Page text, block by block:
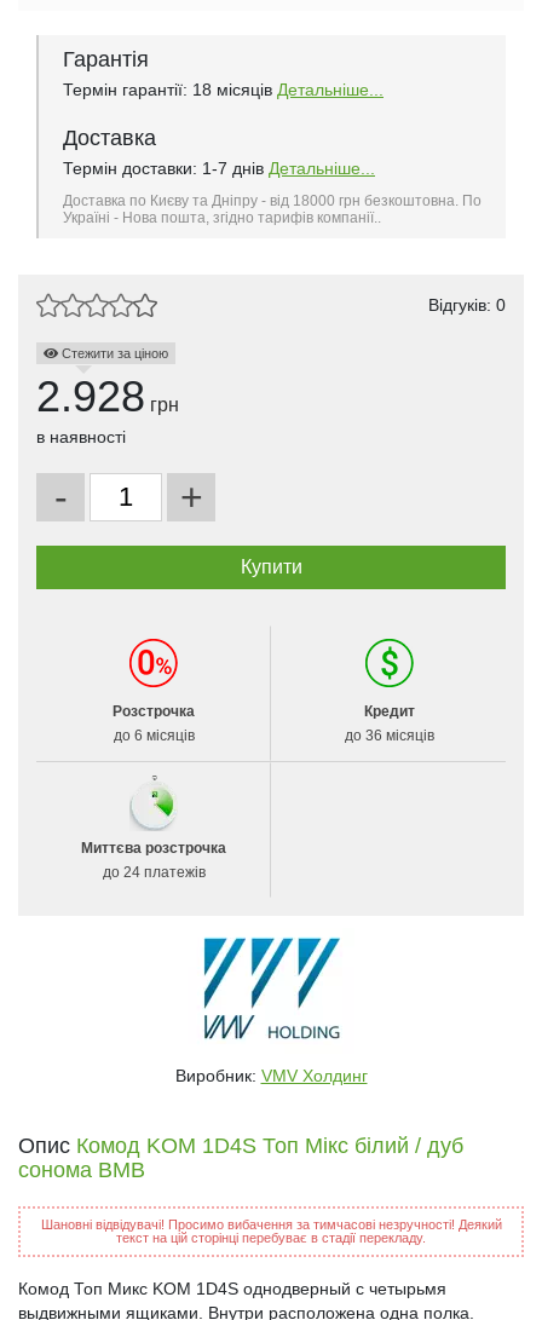
Гарантія
Термін гарантії: 18 місяців Детальніше...
Доставка
Термін доставки: 1-7 днів Детальніше...
Доставка по Києву та Дніпру - від 18000 грн безкоштовна. По
Україні - Нова пошта, згідно тарифів компанії..
Відгуків: 0
Стежити за ціною
2.928 грн
в наявності
- +
Розстрочка
до 6 місяців
Кредит
до 36 місяців
Миттєва розстрочка
до 24 платежів
Виробник: VMV Холдинг
Опис Комод KOM 1D4S Топ Мікс білий / дуб
сонома ВМВ
Шановні відвідувачі! Просимо вибачення за тимчасові незручності! Деякий
текст на цій сторінці перебуває в стадії перекладу.
Комод Топ Микс KOM 1D4S однодверный с четырьмя
выдвижными ящиками. Внутри расположена одна полка.